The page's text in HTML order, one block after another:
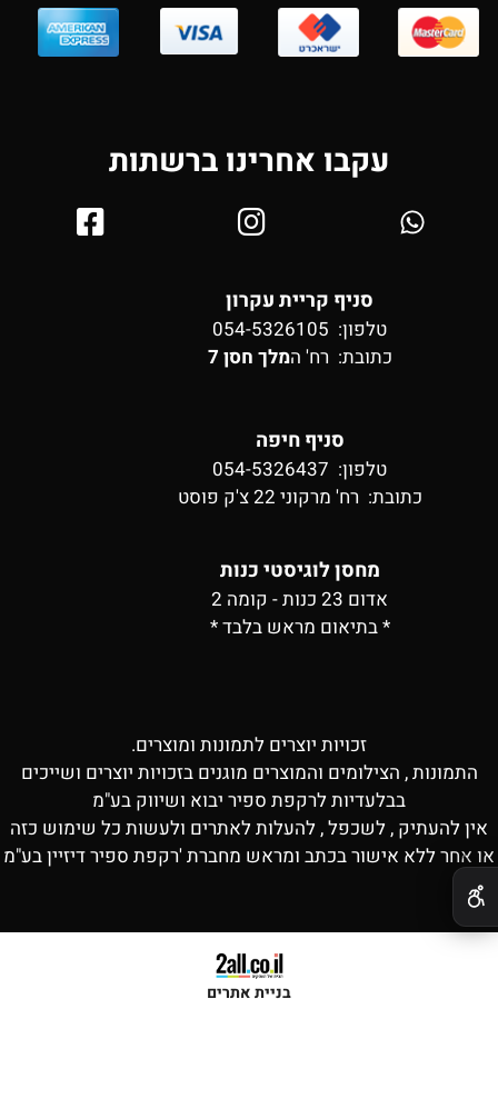
עקבו אחרינו ברשתות
סניף קריית עקרון
טלפון: 054-5326105
כתובת: רח' המלך חסן 7
סניף חיפה
טלפון: 054-5326437
כתובת: רח' מרקוני 22 צ'ק פוסט
מחסן לוגיסטי כנות
אדום 23 כנות - קומה 2
* בתיאום מראש בלבד *
זכויות יוצרים לתמונות ומוצרים.
התמונות , הצילומים והמוצרים מוגנים בזכויות יוצרים ושייכים
בבלעדיות לרקפת ספיר יבוא ושיווק בע"מ
אין להעתיק , לשכפל , להעלות לאתרים ולעשות כל שימוש כזה
או אחר ללא אישור בכתב ומראש מחברת 'רקפת ספיר דיזיין בע"מ
בניית אתרים
✕